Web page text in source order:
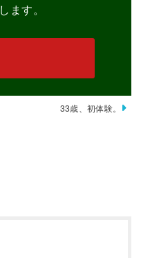
します。
33歳、初体験。